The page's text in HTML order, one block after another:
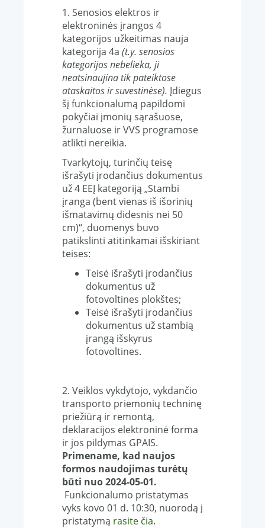
1. Senosios elektros ir
elektroninės įrangos 4
kategorijos užkeitimas nauja
kategorija 4a (t.y. senosios
kategorijos nebelieka, ji
neatsinaujina tik pateiktose
ataskaitos ir suvestinėse). Įdiegus
šį funkcionalumą papildomi
pokyčiai įmonių sąrašuose,
žurnaluose ir VVS programose
atlikti nereikia.
Tvarkytojų, turinčių teisę
išrašyti įrodančius dokumentus
už 4 EEĮ kategoriją „Stambi
įranga (bent vienas iš išorinių
išmatavimų didesnis nei 50
cm)“, duomenys buvo
patikslinti atitinkamai išskiriant
teises:
Teisė išrašyti įrodančius
dokumentus už
fotovoltines plokštes;
Teisė išrašyti įrodančius
dokumentus už stambią
įrangą išskyrus
fotovoltines.
2. Veiklos vykdytojo, vykdančio
transporto priemonių techninę
priežiūrą ir remontą,
deklaracijos elektroninė forma
ir jos pildymas GPAIS.
Primename, kad naujos
formos naudojimas turėtų
būti nuo2024-05-01.
Funkcionalumo pristatymas
vyks kovo 01 d. 10:30, nuorodą į
pristatymą rasite čia.